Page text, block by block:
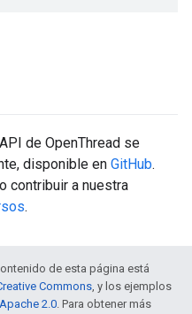
de OpenThread se
disponible en GitHub.
contribuir a nuestra
.
de esta página está
Commons, y los ejemplos
2.0. Para obtener más